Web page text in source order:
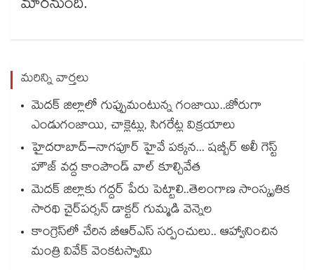
మారనుంది.
మరిన్ని వార్తలు
మెదక్ జిల్లాలో గుప్పుమంటున్న గంజాయి..జోరుగా
ఎండుగంజాయి, చాక్లెట్లు, సిగరేట్ల విక్రయాలు
హైదరాబాద్–నాగపూర్ హైవే పక్కన... షబ్బీర్ అలీ గెస్ట్
హౌజ్ వద్ద కాంపౌండ్ వాల్ కూల్చివేత
మెదక్ జిల్లాకు గద్దర్ పేరు పెట్టాలి..తెలంగాణ సాంస్కృతిక
సారథి చైర్‌‌పర్సన్ డాక్టర్ గుమ్మడి వెన్నెల
కాంగ్రెస్‌‌‌‌లో చేరిన బీఆర్ఎస్ సర్పంచులు.. ఆహ్వానించిన
మంత్రి వివేక్ వెంకటస్వామి